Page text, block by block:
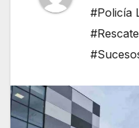
#Policía
#Rescate